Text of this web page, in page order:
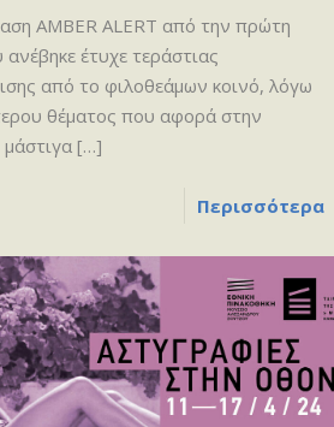
AMBER ALERT από την πρώτη
έτυχε τεράστιας
από το φιλοθεάμων κοινό, λόγω
θέματος που αφορά στην
μάστιγα […]
Περισσότερα